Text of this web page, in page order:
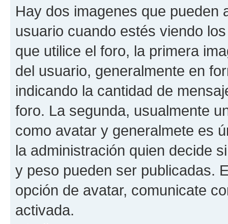
Hay dos imagenes que pueden
usuario cuando estés viendo
que utilice el foro, la primera
del usuario, generalmente en
indicando la cantidad de
foro. La segunda, usualmente
como avatar y generalmete es
la administración quien decide
y peso pueden ser publicadas.
opción de avatar, comunicate
activada.